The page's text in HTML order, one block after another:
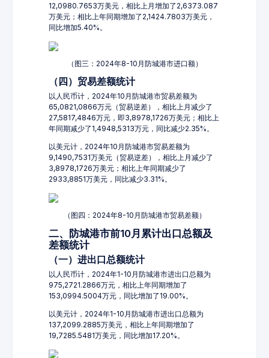
12,0980.7653万美元，相比上月增加了2,6373.087
万美元；相比上年同期增加了2,1424.7803万美元，
同比增加5.40%。
（图三：2024年8-10月防城港市进口额）
（四）贸易差额统计
以人民币计，2024年10月防城港市贸易差额为
65,0821,0866万元（贸易逆差），相比上月减少了
27,5817,4846万元，即3,8978,1726万美元；相比上
年同期减少了1,4948,5313万元，同比减少2.35%。
以美元计，2024年10月防城港市贸易差额为
9,1490,7531万美元（贸易逆差），相比上月减少了
3,8978,1726万美元；相比上年同期减少了
2933,8851万美元，同比减少3.31%。
（图四：2024年8-10月防城港市贸易差额）
二、防城港市前10月累计出口总额及
差额统计
（一）进出口总额统计
以人民币计，2024年1-10月防城港市进出口总额为
975,2721.2866万元，相比上年同期增加了
153,0994.5004万元，同比增加了19.00%。
以美元计，2024年1-10月防城港市进出口总额为
137,2099.2885万美元，相比上年同期增加了
19,7285.5481万美元，同比增加17.20%。